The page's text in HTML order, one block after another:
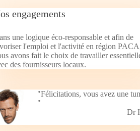
engagements
une logique éco-responsable et afin de
l'emploi et l'activité en région
avons fait le choix de travailler
des fournisseurs locaux.
"Félicitations, vous avez une
"
Dr